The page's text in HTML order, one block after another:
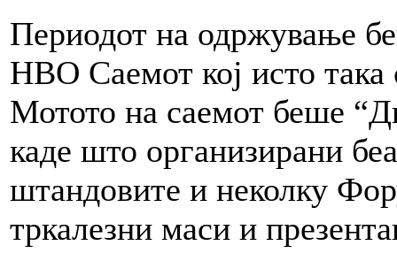
Периодот на одржување
НВО Саемот кој исто
Мотото на саемот беше
каде што организирани
штандовите и неколку
тркалезни маси и